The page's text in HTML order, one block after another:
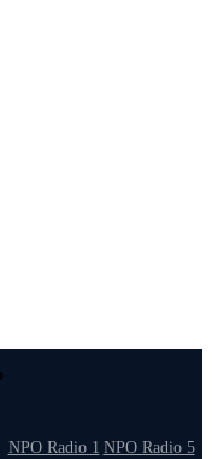
NPO Radio 1 NPO Radio 5